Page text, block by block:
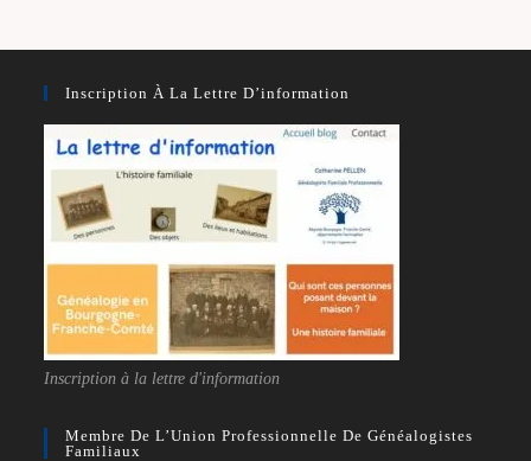
Inscription À La Lettre D’information
Inscription à la lettre d'information
Membre De L’Union Professionnelle De Généalogistes
Familiaux